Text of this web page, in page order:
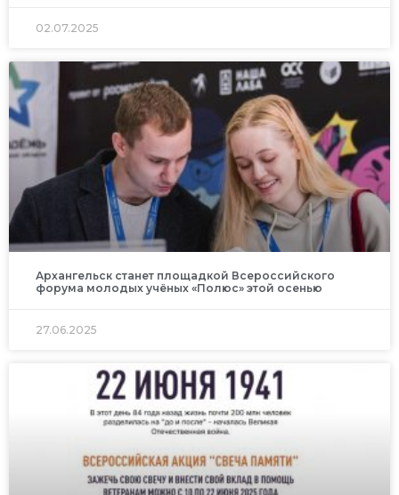
02.07.2025
Архангельск станет площадкой Всероссийского
форума молодых учёных «Полюс» этой осенью
27.06.2025